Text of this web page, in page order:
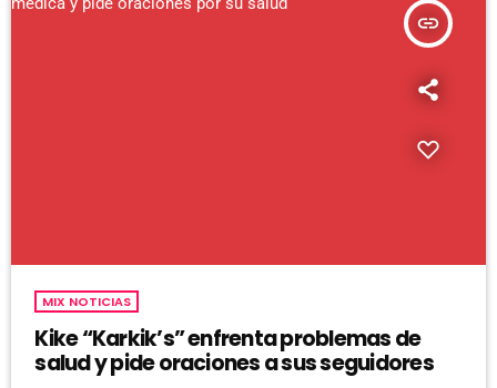
insert_link
MIX NOTICIAS
Kike “Karkik’s” enfrenta problemas de
salud y pide oraciones a sus seguidores